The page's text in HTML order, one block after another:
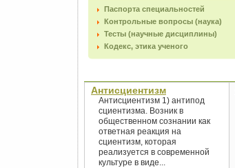
Паспорта специальностей
Контрольные вопросы (наука)
Тесты (научные дисциплины)
Кодекс, этика ученого
Антисциентизм
Антисциентизм 1) антипод
сциентизма. Возник в
общественном сознании как
ответная реакция на
сциентизм, которая
реализуется в современной
культуре в виде...